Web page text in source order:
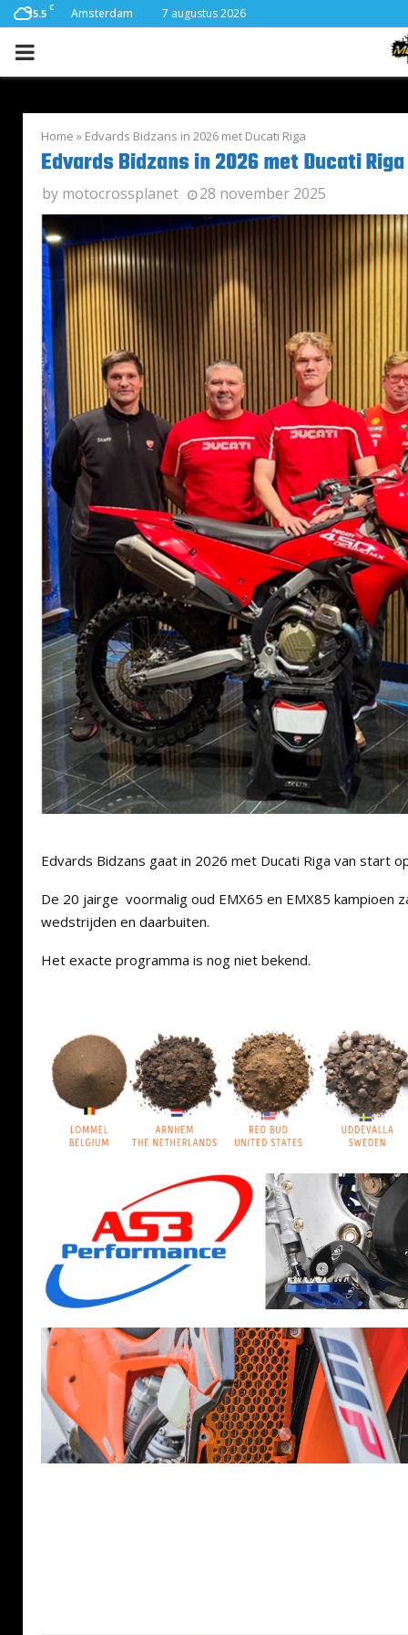
15.5 C Amsterdam 7 augustus 2026
PRIMARY
Home » Edvards Bidzans in 2026 met Ducati Riga
Edvards Bidzans in 2026 met Ducati Riga
by motocrossplanet 28 november 2025
Edvards Bidzans gaat in 2026 met Ducati Riga van start
De 20 jairge voormalig oud EMX65 en EMX85 kampioen
wedstrijden en daarbuiten.
Het exacte programma is nog niet bekend.